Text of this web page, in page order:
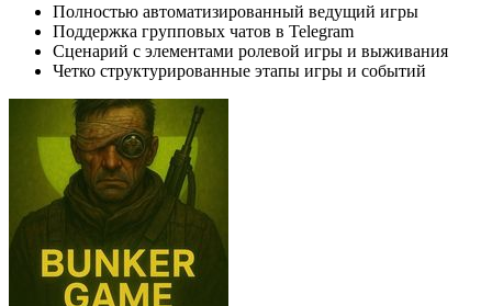
Полностью автоматизированный ведущий игры
Поддержка групповых чатов в Telegram
Сценарий с элементами ролевой игры и выживания
Четко структурированные этапы игры и событий